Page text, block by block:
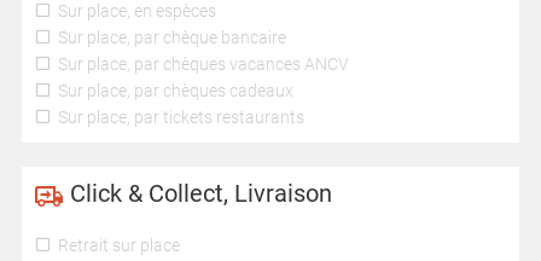
Sur place, en espèces
Sur place, par chèque bancaire
Sur place, par chèques vacances ANCV
Sur place, par chèques cadeaux
Sur place, par tickets restaurants
Click & Collect, Livraison
Retrait sur place